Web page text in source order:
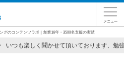
のコンテンツラボ｜創業18年・3500名支援の実績
いつも楽しく聞かせて頂いております、勉